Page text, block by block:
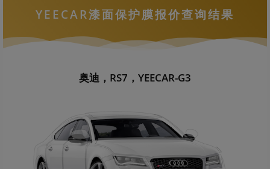
YEECAR漆面保护膜报价查询结果
奥迪，RS7，YEECAR-G3